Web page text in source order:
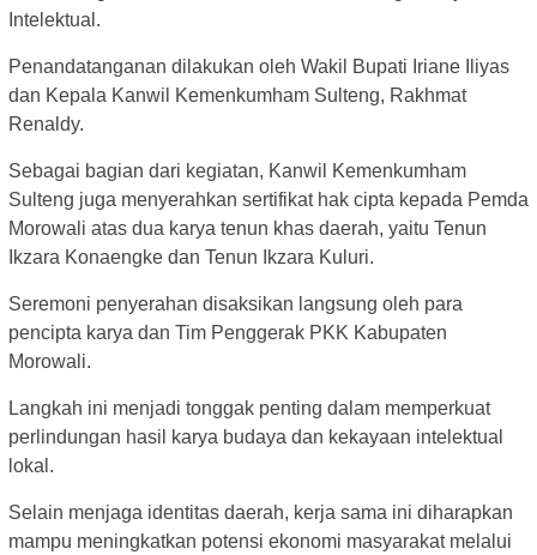
Intelektual.
Penandatanganan dilakukan oleh Wakil Bupati Iriane Iliyas
dan Kepala Kanwil Kemenkumham Sulteng, Rakhmat
Renaldy.
Sebagai bagian dari kegiatan, Kanwil Kemenkumham
Sulteng juga menyerahkan sertifikat hak cipta kepada Pemda
Morowali atas dua karya tenun khas daerah, yaitu Tenun
Ikzara Konaengke dan Tenun Ikzara Kuluri.
Seremoni penyerahan disaksikan langsung oleh para
pencipta karya dan Tim Penggerak PKK Kabupaten
Morowali.
Langkah ini menjadi tonggak penting dalam memperkuat
perlindungan hasil karya budaya dan kekayaan intelektual
lokal.
Selain menjaga identitas daerah, kerja sama ini diharapkan
mampu meningkatkan potensi ekonomi masyarakat melalui